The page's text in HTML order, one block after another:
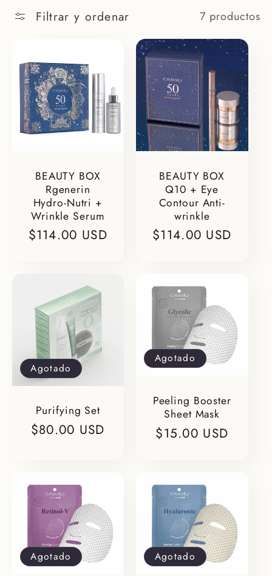
n
:
Filtrar y ordenar 7 productos
BEAUTY BOX
Rgenerin
Hydro-Nutri +
Wrinkle Serum
Precio
$114.00 USD
BEAUTY BOX
Q10 + Eye
Contour Anti-
wrinkle
Precio
$114.00 USD
Agotado
Purifying Set
Precio
$80.00 USD
Agotado
Peeling Booster
Sheet Mask
Precio
$15.00 USD
Agotado Agotado